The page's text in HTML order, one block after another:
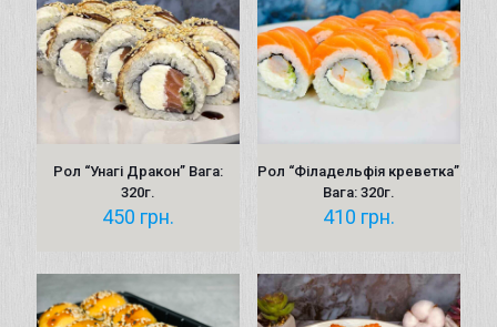
Рол “Унагі Дракон” Вага:
320г.
450 грн.
Рол “Філадельфія креветка”
Вага: 320г.
410 грн.